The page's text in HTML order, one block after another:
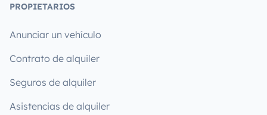
PROPIETARIOS
Anunciar un vehículo
Contrato de alquiler
Seguros de alquiler
Asistencias de alquiler